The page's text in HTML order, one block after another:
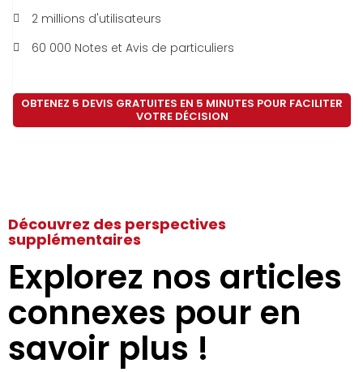
2 millions d'utilisateurs
60 000 Notes et Avis de particuliers
OBTENEZ 5 DEVIS GRATUITES EN 5 MINUTES POUR FACILITER
VOTRE DÉCISION
Découvrez des perspectives
supplémentaires
Explorez nos articles
connexes pour en
savoir plus !